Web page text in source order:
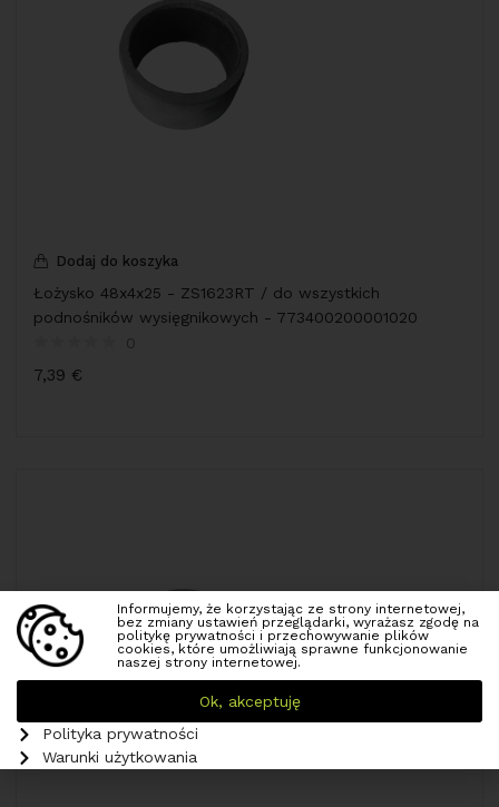
Dodaj do koszyka
Łożysko 48x4x25 - ZS1623RT / do wszystkich
podnośników wysięgnikowych - 773400200001020
0
7,39 €
Informujemy, że korzystając ze strony internetowej,
bez zmiany ustawień przeglądarki, wyrażasz zgodę na
politykę prywatności i przechowywanie plików
cookies, które umożliwiają sprawne funkcjonowanie
naszej strony internetowej.
Ok, akceptuję
Polityka prywatności
Warunki użytkowania